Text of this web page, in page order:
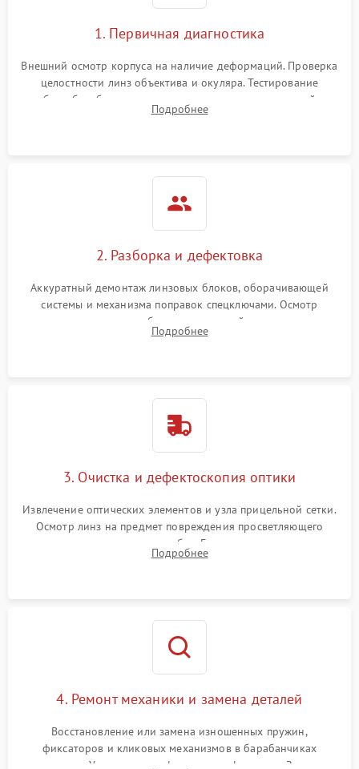
1. Первичная диагностика
Внешний осмотр корпуса на наличие деформаций. Проверка
целостности линз объектива и окуляра. Тестирование
работы барабанчиков ввода поправок, кольца отстройки
параллакса и зума. Выявление сколов, внутренних
Подробнее
2. Разборка и дефектовка
Аккуратный демонтаж линзовых блоков, оборачивающей
системы и механизма поправок спецключами. Осмотр
внутренних резьбовых соединений, пружин и
уплотнительных колец. Поиск причин люфта, смещения
Подробнее
3. Очистка и дефектоскопия оптики
Извлечение оптических элементов и узла прицельной сетки.
Осмотр линз на предмет повреждения просветляющего
покрытия или появления грибка. Бережная очистка стекол
спецрастворами. Проверка целостности гравированной
Подробнее
4. Ремонт механики и замена деталей
Восстановление или замена изношенных пружин,
фиксаторов и кликовых механизмов в барабанчиках
поправок. Устранение люфтов в трансфокаторе. Замена